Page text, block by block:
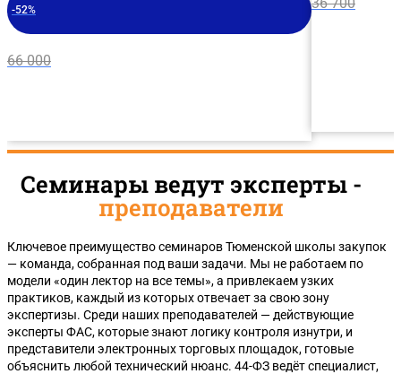
-52%
66 000
Семинары ведут эксперты -
преподаватели
Ключевое преимущество семинаров Тюменской школы закупок
— команда, собранная под ваши задачи. Мы не работаем по
модели «один лектор на все темы», а привлекаем узких
практиков, каждый из которых отвечает за свою зону
экспертизы. Среди наших преподавателей — действующие
эксперты ФАС, которые знают логику контроля изнутри, и
представители электронных торговых площадок, готовые
объяснить любой технический нюанс. 44-ФЗ ведёт специалист,